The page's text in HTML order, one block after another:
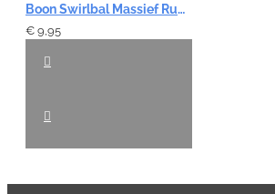
Boon Swirlbal Massief Rubber - Blauw/Geel 8 cm
€ 9,95